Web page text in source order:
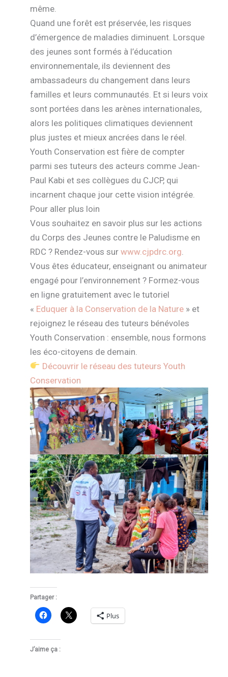
même.
Quand une forêt est préservée, les risques
d’émergence de maladies diminuent. Lorsque
des jeunes sont formés à l’éducation
environnementale, ils deviennent des
ambassadeurs du changement dans leurs
familles et leurs communautés. Et si leurs voix
sont portées dans les arènes internationales,
alors les politiques climatiques deviennent
plus justes et mieux ancrées dans le réel.
Youth Conservation est fière de compter
parmi ses tuteurs des acteurs comme Jean-
Paul Kabi et ses collègues du CJCP, qui
incarnent chaque jour cette vision intégrée.
Pour aller plus loin
Vous souhaitez en savoir plus sur les actions
du Corps des Jeunes contre le Paludisme en
RDC ? Rendez-vous surwww.cjpdrc.org
Vous êtes éducateur, enseignant ou animateur
engagé pour l’environnement ? Formez-vous
en ligne gratuitement avec le tutoriel
« Eduquer à la Conservation de la Nature » et
rejoignez le réseau des tuteurs bénévoles
Youth Conservation : ensemble, nous formons
les éco-citoyens de demain.
Découvrir le réseau des tuteurs Youth
Conservation
Partager :
Plus
J’aime ça :